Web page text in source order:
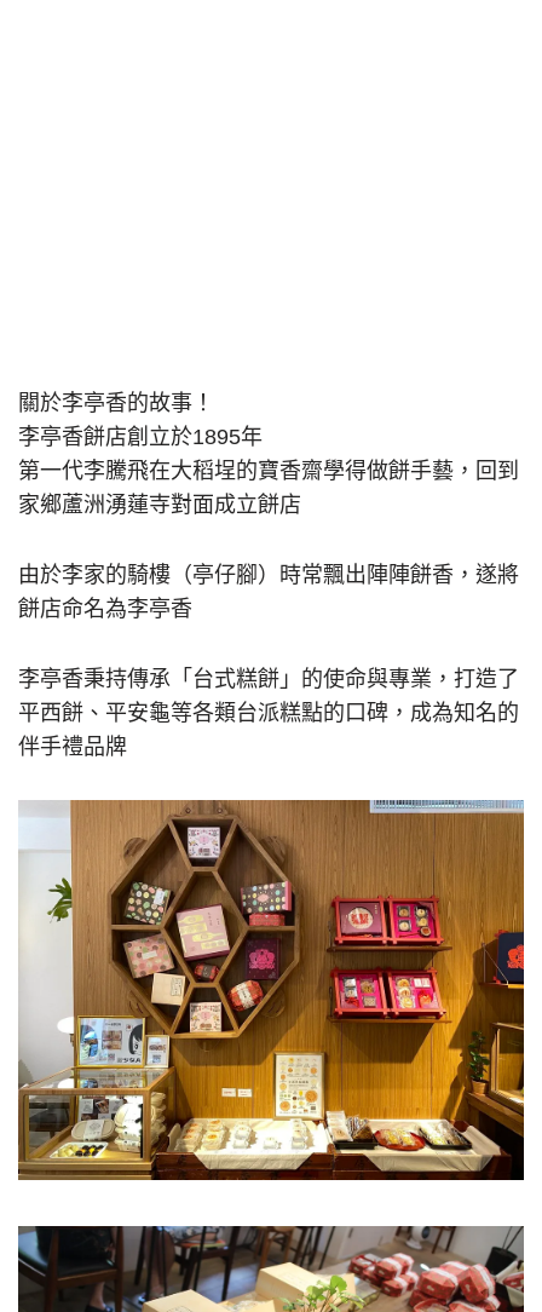
關於李亭香的故事！
李亭香餅店創立於1895年
第一代李騰飛在大稻埕的寶香齋學得做餅手藝，回到
家鄉蘆洲湧蓮寺對面成立餅店
由於李家的騎樓（亭仔腳）時常飄出陣陣餅香，遂將
餅店命名為李亭香
李亭香秉持傳承「台式糕餅」的使命與專業，打造了
平西餅、平安龜等各類台派糕點的口碑，成為知名的
伴手禮品牌